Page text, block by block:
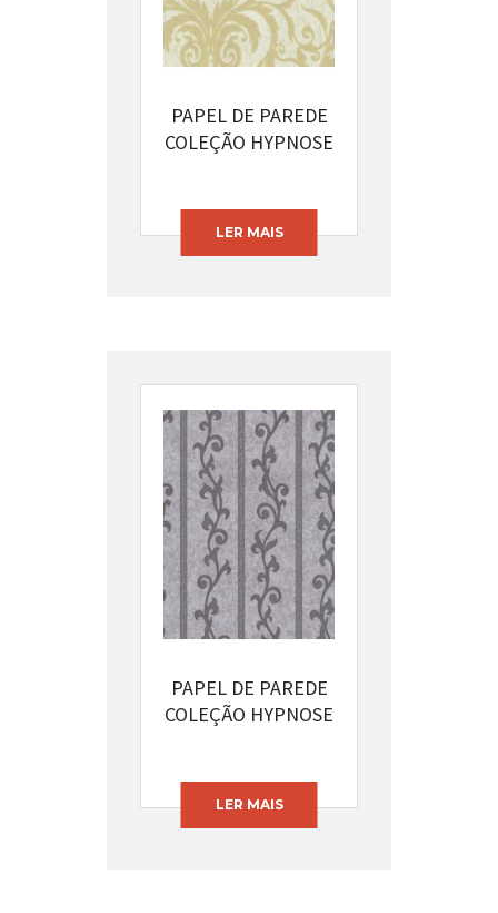
PAPEL DE PAREDE
COLEÇÃO HYPNOSE
LER MAIS
PAPEL DE PAREDE
COLEÇÃO HYPNOSE
LER MAIS